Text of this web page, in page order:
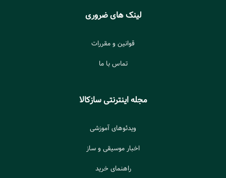
لینک های ضروری
قوانین و مقررات
تماس با ما
مجله اینترنتی سازکالا
ویدئوهای آموزشی
اخبار موسیقی و ساز
راهنمای خرید